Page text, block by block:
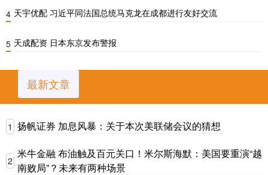
4 天宇优配 习近平同法国总统马克龙在成都进行友好交流
5 天成配资 日本东京发布警报
最新文章
1 扬帆证券 加息风暴：关于本次美联储会议的猜想
2
米牛金融 布油触及百元关口！米尔斯海默：美国要重演“越
南败局”？未来有两种场景